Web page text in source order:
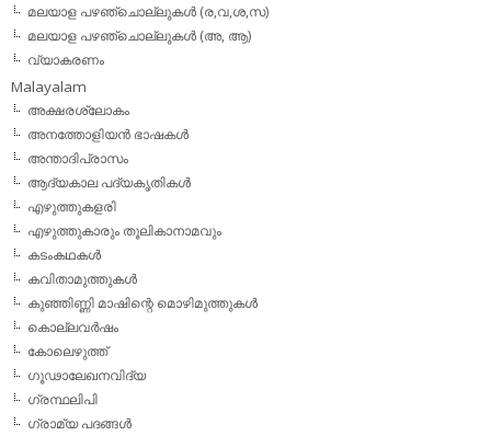
മലയാള പഴഞ്ചൊല്ലുകള്‍ (ര,വ,ശ,സ)
മലയാള പഴഞ്ചൊല്ലുകൾ (അ, ആ)
വ്യാകരണം
Malayalam
അക്ഷരശ്ലോകം
അനത്തോളിയന്‍ ഭാഷകള്‍
അന്താദിപ്രാസം
ആദ്യകാല പദ്യകൃതികള്‍
എഴുത്തുകളരി
എഴുത്തുകാരും തൂലികാനാമവും
കടംകഥകള്‍
കവിതാമുത്തുകള്‍
കുഞ്ഞിണ്ണി മാഷിന്റെ മൊഴിമുത്തുകള്‍
കൊല്ലവര്‍ഷം
കോലെഴുത്ത്
ഗൂഢാലേഖനവിദ്യ
ഗ്രന്ഥലിപി
ഗ്രാമ്യ പദങ്ങള്‍